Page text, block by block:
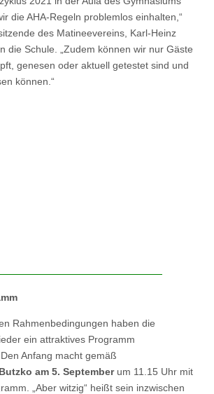
die AHA-Regeln problemlos einhalten,“
des Matineevereins, Karl-Heinz
die Schule. „Zudem können wir nur Gäste
genesen oder aktuell getestet sind und
können.“
Rahmenbedingungen haben die
ein attraktives Programm
Anfang macht gemäß
am 5. Septemberum 11.15 Uhr mit
„Aber witzig“ heißt sein inzwischen